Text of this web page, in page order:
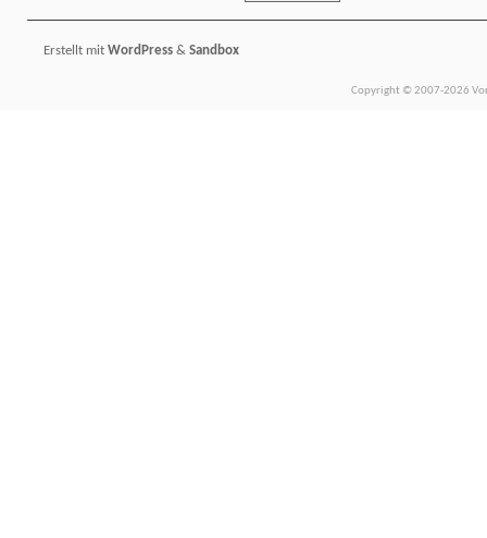
Erstellt mit WordPress & Sandbox
Copyright © 2007-2026